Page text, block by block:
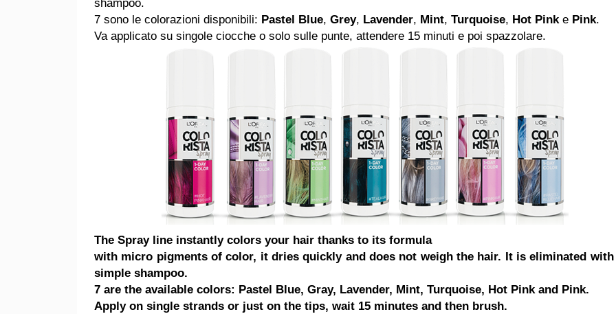
7 sono le colorazioni disponibili: Pastel Blue, Grey, Lavender, Mint, Turquoise, Hot Pink e Pink.
Va applicato su singole ciocche o solo sulle punte, attendere 15 minuti e poi spazzolare.
The Spray line instantly colors your hair thanks to its formula
with micro pigments of color, it dries quickly and does not weigh the hair. It is eliminated with
simple shampoo.
7 are the available colors: Pastel Blue, Gray, Lavender, Mint, Turquoise, Hot Pink and Pink.
Apply on single strands or just on the tips, wait 15 minutes and then brush.